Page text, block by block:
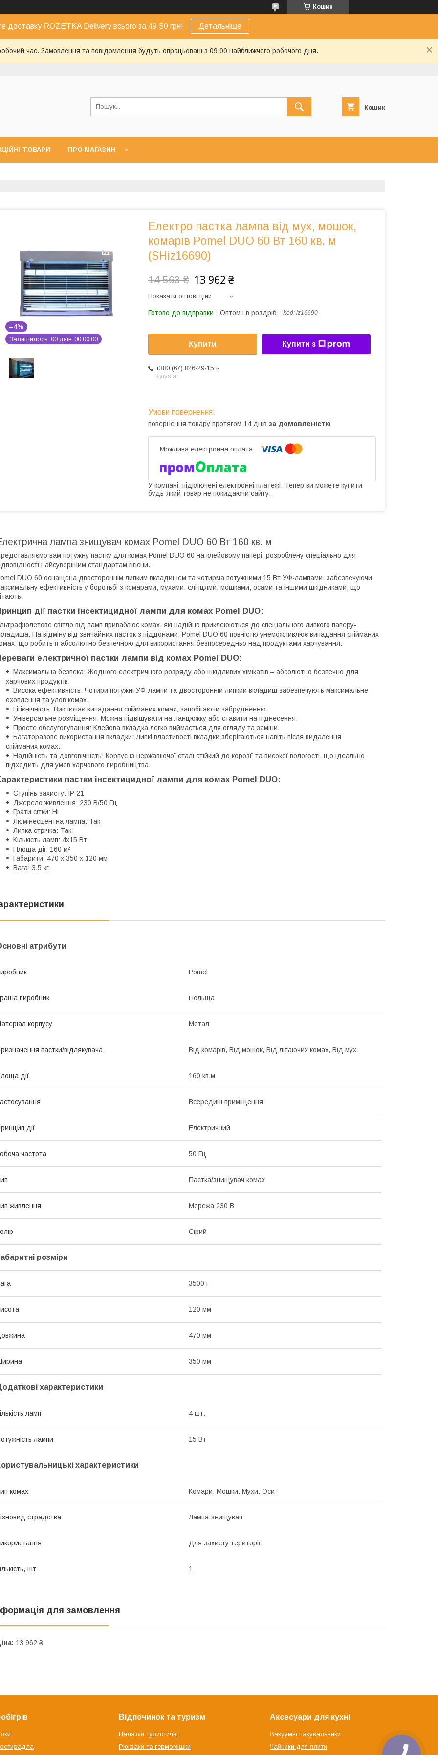
Кошик
доставку ROZETKA Delivery всього за 49,50 грн! Детальніше
час. Замовлення та повідомлення будуть опрацьовані з 09:00 найближчого робочого дня.
Кошик
ТОВАРИ ПРО МАГАЗИН
–4%
Залишилось 00 днів 00 00 00
Електро пастка лампа від мух, мошок,
комарів Pomel DUO 60 Вт 160 кв. м
(SHiz16690)
14 563 ₴ 13 962 ₴
Показати оптові ціни
Готово до відправки Оптом і в роздріб Код: iz16690
Купити Купити з
+380 (67) 826-29-15
Kyivstar
повернення товару протягом 14 днів за домовленістю
У компанії підключені електронні платежі. Тепер ви можете купити
будь-який товар не покидаючи сайту.
лампа знищувач комах Pomel DUO 60 Вт 160 кв. м
вам потужну пастку для комах Pomel DUO 60 на клейовому папері, розроблену спеціально для
найсуворішим стандартам гігієни.
DUO 60 оснащена двостороннім липким вкладишем та чотирма потужними 15 Вт УФ-лампами, забезпечуючи
ефективність у боротьбі з комарами, мухами, сліпцями, мошками, осами та іншими шкідниками, що
дії пастки інсектицидної лампи для комах Pomel DUO:
світло від ламп приваблює комах, які надійно приклеюються до спеціального липкого паперу-
На відміну від звичайних пасток з піддонами, Pomel DUO 60 повністю унеможливлює випадання спійманих
що робить її абсолютно безпечною для використання безпосередньо над продуктами харчування.
електричної пастки лампи від комах Pomel DUO:
Максимальна безпека: Жодного електричного розряду або шкідливих хімікатів – абсолютно безпечно для
харчових продуктів.
Висока ефективність: Чотири потужні УФ-лампи та двосторонній липкий вкладиш забезпечують максимальне
охоплення та улов комах.
Гігієнічність: Виключає випадання спійманих комах, запобігаючи забрудненню.
Універсальне розміщення: Можна підвішувати на ланцюжку або ставити на піднесення.
Просте обслуговування: Клейова вкладка легко виймається для огляду та заміни.
Багаторазове використання вкладки: Липкі властивості вкладки зберігаються навіть після видалення
спійманих комах.
Надійність та довговічність: Корпус із нержавіючої сталі стійкий до корозії та високої вологості, що ідеально
підходить для умов харчового виробництва.
пастки інсектицидної лампи для комах Pomel DUO:
Ступінь захисту: IP 21
Джерело живлення: 230 В/50 Гц
Грати сітки: Ні
Люмінесцентна лампа: Так
Липка стрічка: Так
Кількість ламп: 4x15 Вт
Площа дії: 160 м²
Габарити: 470 x 350 x 120 мм
Вага: 3,5 кг
атрибути
Pomel
виробник Польща
корпусу Метал
пастки/відлякувача Від комарів, Від мошок, Від літаючих комах, Від мух
дії 160 кв.м
Всередині приміщення
дії Електричний
частота 50 Гц
Пастка/знищувач комах
живлення Мережа 230 В
Сірий
розміри
3500 г
120 мм
470 мм
350 мм
характеристики
ламп 4 шт.
лампи 15 Вт
характеристики
комах Комари, Мошки, Мухи, Оси
страдства Лампа-знищувач
Для захисту території
шт 1
для замовлення
13 962 ₴
Відпочинок та туризм
Палатки туристичні
Рюкзаки та гермомішки
Аксесуари для кухні
Вакуумні пакувальники
Чайники для плити